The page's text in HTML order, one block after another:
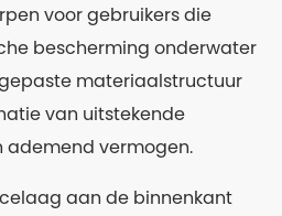
voor gebruikers die
bescherming onderwater
materiaalstructuur
van uitstekende
ademend vermogen.
aan de binnenkant